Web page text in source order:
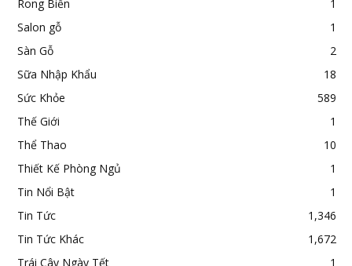
Rong Biển
1
Salon gỗ
1
Sàn Gỗ
2
Sữa Nhập Khẩu
18
Sức Khỏe
589
Thế Giới
1
Thể Thao
10
Thiết Kế Phòng Ngủ
1
Tin Nổi Bật
1
Tin Tức
1,346
Tin Tức Khác
1,672
Trái Cây Ngày Tết
1